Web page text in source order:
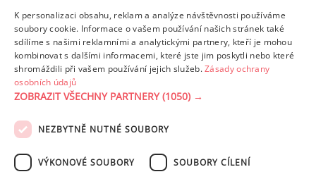
Tuk
z toho nas. mastné kyseliny
0.22 g
0.02 g
Detailní rozpis
PODMÍNKY UŽITÍ ZÁSADY OCHRANY OSOBNÍCH ÚDAJŮ
NASTAVENÍ COOKIES
K personalizaci obsahu, reklam a analýze návštěvnosti používáme
soubory cookie. Informace o vašem používání našich stránek také
sdílíme s našimi reklamními a analytickými partnery, kteří je mohou
kombinovat s dalšími informacemi, které jste jim poskytli nebo které
shromáždili při vašem používání jejich služeb.Zásady ochrany
osobních údajů
ZOBRAZIT VŠECHNY PARTNERY(1050) →
NEZBYTNĚ NUTNÉ SOUBORY
VÝKONOVÉ SOUBORY SOUBORY CÍLENÍ